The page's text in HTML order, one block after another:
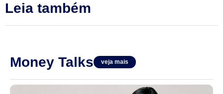
Leia também
Money Talks veja mais